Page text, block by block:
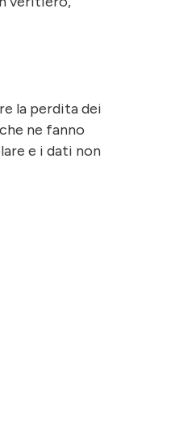
la perdita dei
ne fanno
e i dati non